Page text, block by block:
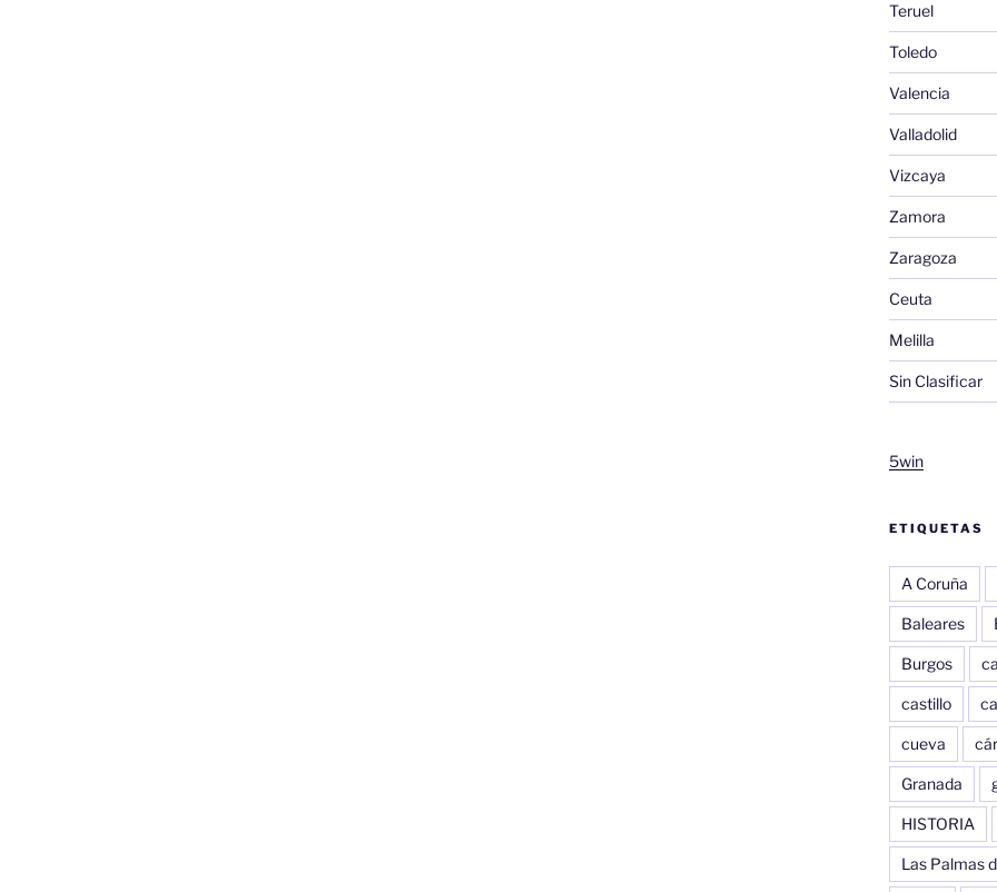
Teruel
Toledo
Valencia
Valladolid
Vizcaya
Zamora
Zaragoza
Ceuta
Melilla
Sin Clasificar
5win
ETIQUETAS
A Coruña
Baleares
Burgos
castillo
cueva
Granada
HISTORIA
Las Palmas